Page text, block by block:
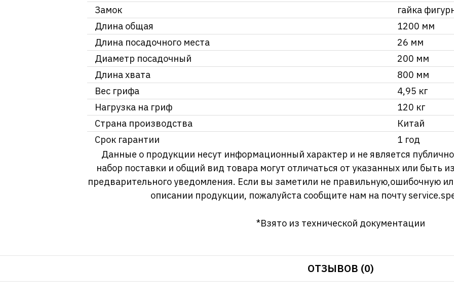
Замок
гайка
Длина общая
1200 мм
Длина посадочного места
26 мм
Диаметр посадочный
200 мм
Длина хвата
800 мм
Вес грифа
4,95 кг
Нагрузка на гриф
120 кг
Страна производства
Китай
Срок гарантии
1 год
Данные о продукции несут информационный характер и не является
набор поставки и общий вид товара могут отличаться от указанных или быть
предварительного уведомления. Если вы заметили не правильную,ошибочную
описании продукции, пожалуйста сообщите нам на почту
*Взято из технической документации
ОТЗЫВОВ (0)